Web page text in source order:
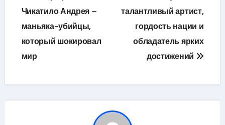
по
записям
Чикатило Андрея –
маньяка-убийцы,
который шокировал
мир
талантливый артист,
гордость нации и
обладатель ярких
достижений